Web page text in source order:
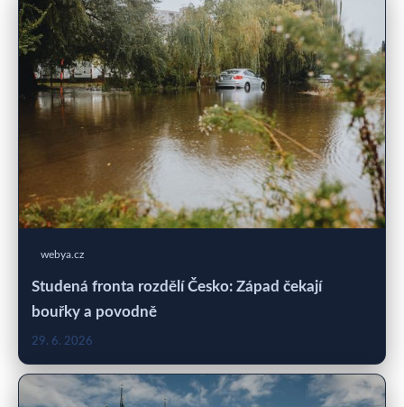
webya.cz
Studená fronta rozdělí Česko: Západ čekají
bouřky a povodně
29. 6. 2026